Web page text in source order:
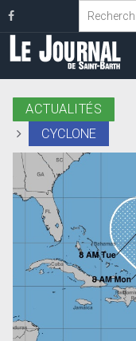
ACTUALITÉS
CYCLONE